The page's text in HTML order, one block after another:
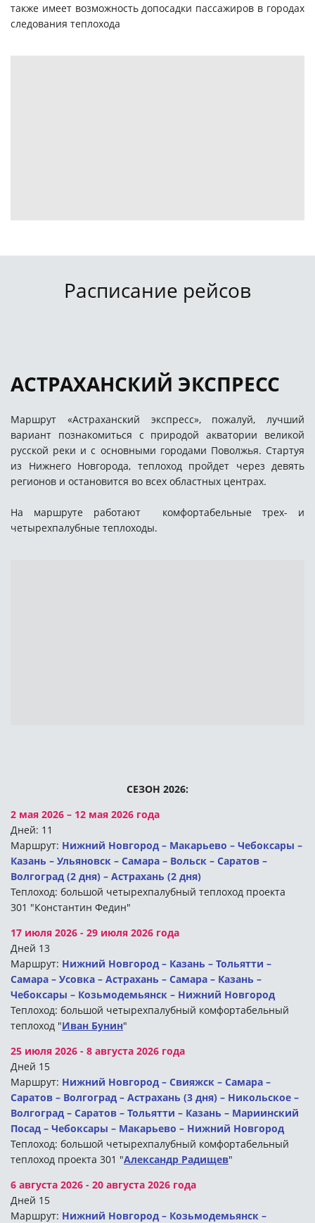
также имеет возможность допосадки пассажиров в городах
следования теплохода
Расписание рейсов
АСТРАХАНСКИЙ ЭКСПРЕСС
Маршрут «Астраханский экспресс», пожалуй, лучший
вариант познакомиться с природой акватории великой
русской реки и с основными городами Поволжья. Стартуя
из Нижнего Новгорода, теплоход пройдет через девять
регионов и остановится во всех областных центрах.
На маршруте работают комфортабельные трех- и
четырехпалубные теплоходы.
СЕЗОН 2026:
2 мая 2026 – 12 мая 2026 года
Дней: 11
Маршрут: Нижний Новгород – Макарьево – Чебоксары –
Казань – Ульяновск – Самара – Вольск – Саратов –
Волгоград (2 дня) – Астрахань (2 дня)
Теплоход: большой четырехпалубный теплоход проекта
301 "Константин Федин"
17 июля 2026 - 29 июля 2026 года
Дней 13
Маршрут: Нижний Новгород – Казань – Тольятти –
Самара – Усовка – Астрахань – Самара – Казань –
Чебоксары – Козьмодемьянск – Нижний Новгород
Теплоход: большой четырехпалубный комфортабельный
теплоход "Иван Бунин"
25 июля 2026 - 8 августа 2026 года
Дней 15
Маршрут: Нижний Новгород – Свияжск – Самара –
Саратов – Волгоград – Астрахань (3 дня) – Никольское –
Волгоград – Саратов – Тольятти – Казань – Мариинский
Посад – Чебоксары – Макарьево – Нижний Новгород
Теплоход: большой четырехпалубный комфортабельный
теплоход проекта 301 "Александр Радищев"
6 августа 2026 - 20 августа 2026 года
Дней 15
Маршрут: Нижний Новгород – Козьмодемьянск –